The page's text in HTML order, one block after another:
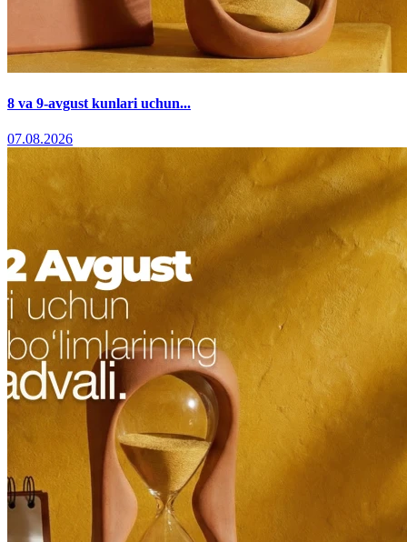
8 va 9-avgust kunlari uchun...
07.08.2026